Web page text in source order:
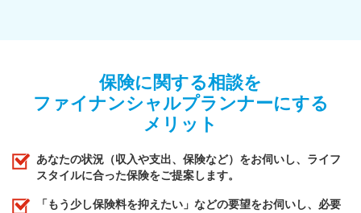
保険に関する相談を
ファイナンシャルプランナーにする
メリット
あなたの状況（収入や支出、保険など）をお伺いし、ライフ
スタイルに合った保険をご提案します。
「もう少し保険料を抑えたい」などの要望をお伺いし、必要